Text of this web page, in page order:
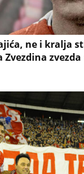
ne i kralja